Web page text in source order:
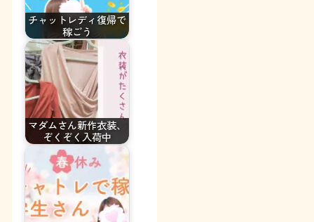
チャットレディ復帰で
稼ごう
マダムさん新作衣装、
ぞくぞく入荷中